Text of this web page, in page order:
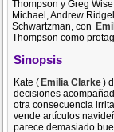
Thompson y Greg
Michael, Andrew
Schwartzman, con
Thompson como
Sinopsis
Kate (Emilia Clarke)
decisiones
otra consecuencia
vende artículos
parece demasiado